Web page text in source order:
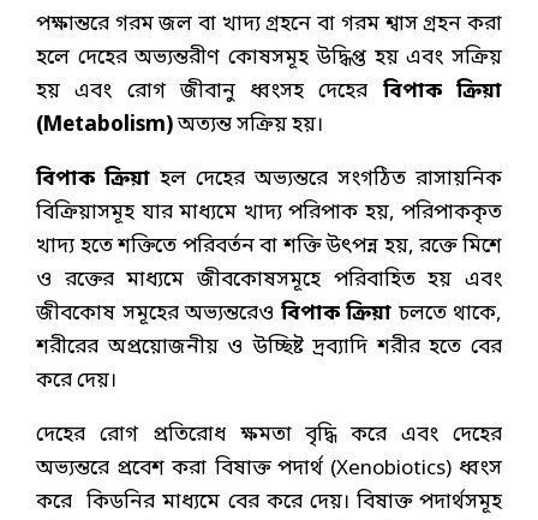
পক্ষান্তরে গরম জল বা খাদ্য গ্রহনে বা গরম শ্বাস গ্রহন করা
হলে দেহের অভ্যন্তরীণ কোষসমূহ উদ্ধিপ্ত হয় এবং সক্রিয়
হয় এবং রোগ জীবানু ধ্বংসহ দেহের বিপাক ক্রিয়া
(Metabolism)অত্যন্ত সক্রিয় হয়।
বিপাক ক্রিয়া হল দেহের অভ্যন্তরে সংগঠিত রাসায়নিক
বিক্রিয়াসমূহ যার মাধ্যমে খাদ্য পরিপাক হয়, পরিপাককৃত
খাদ্য হতে শক্তিতে পরিবর্তন বা শক্তি উৎপন্ন হয়, রক্তে মিশে
ও রক্তের মাধ্যমে জীবকোষসমূহে পরিবাহিত হয় এবং
জীবকোষ সমূহের অভ্যন্তরেও বিপাক ক্রিয়া চলতে থাকে,
শরীরের অপ্রয়োজনীয় ও উচ্ছিষ্ট দ্রব্যাদি শরীর হতে বের
করে দেয়।
দেহের রোগ প্রতিরোধ ক্ষমতা বৃদ্ধি করে এবং দেহের
অভ্যন্তরে প্রবেশ করা বিষাক্ত পদার্থ (Xenobiotics) ধ্বংস
করে কিডনির মাধ্যমে বের করে দেয়। বিষাক্ত পদার্থসমূহ